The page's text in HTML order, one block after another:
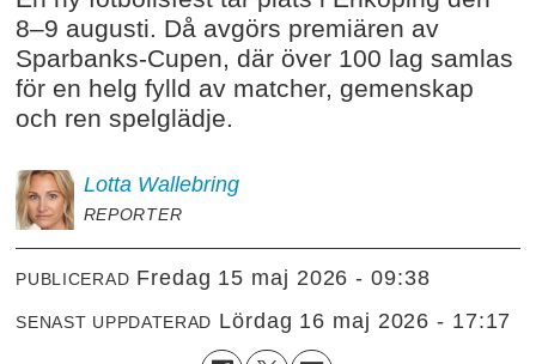
8–9 augusti. Då avgörs premiären av
Sparbanks-Cupen, där över 100 lag samlas
för en helg fylld av matcher, gemenskap
och ren spelglädje.
Lotta Wallebring
REPORTER
PUBLICERAD fredag 15 maj 2026 - 09:38
SENAST UPPDATERAD lördag 16 maj 2026 - 17:17